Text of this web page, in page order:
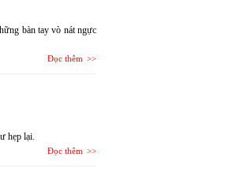
bàn tay vò nát ngực
Đọc thêm
hẹp lại.
Đọc thêm